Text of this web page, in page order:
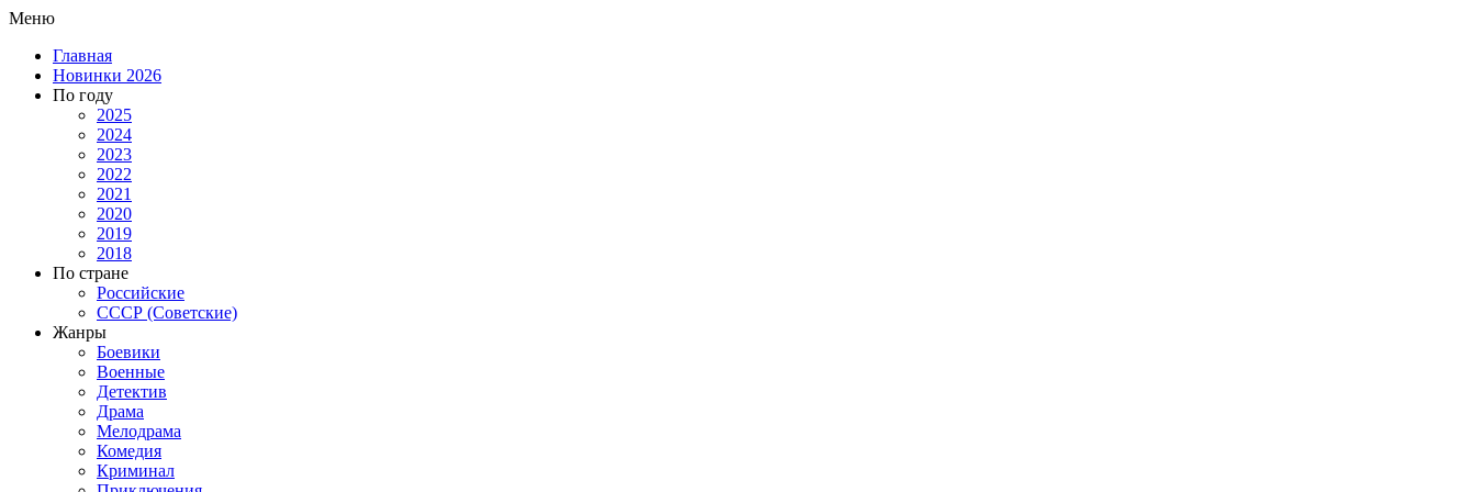
Меню
Главная
Новинки 2026
По году
2025
2024
2023
2022
2021
2020
2019
2018
По стране
Российские
СССР (Советские)
Жанры
Боевики
Военные
Детектив
Драма
Мелодрама
Комедия
Криминал